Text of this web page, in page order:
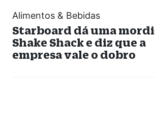
Alimentos & Bebidas
Starboard dá uma
Shake Shack e diz que a
empresa vale o dobro